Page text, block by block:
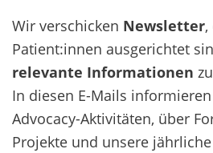
Wir verschicken Newsletter
Patient:innen ausgerichtet
relevante Informationen
In diesen E-Mails
Advocacy-Aktivitäten, über
Projekte und unsere jährliche